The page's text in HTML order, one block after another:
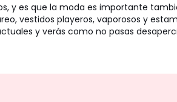
y es que la moda es importante
vestidos playeros, vaporosos y
y verás como no pasas